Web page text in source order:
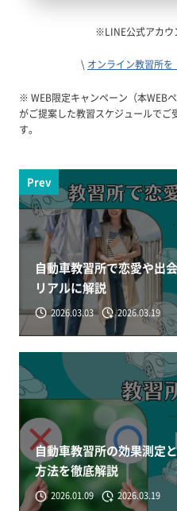
※LINE公式アカウ
\ オンライン教習所
※ WEB限定キャンペーン（本WEB
がご提案した教習スケジュールでご
す。
Prev
自動車教習所で恋愛や出
リアルに解説
2026.03.03 2026.03.19
自動車教習所の効果測定
方法を徹底解説
2026.01.09 2026.03.19